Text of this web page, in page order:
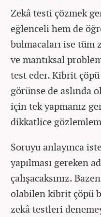
Zekâ testi çözmek
eğlenceli hem de
bulmacaları ise
ve mantıksal
test eder. Kibrit
görünse de aslında
için tek yapmanız
dikkatlice
Soruyu anlayınca
yapılması gereken
çalışacaksınız.
olabilen kibrit çöpü
zekâ testleri